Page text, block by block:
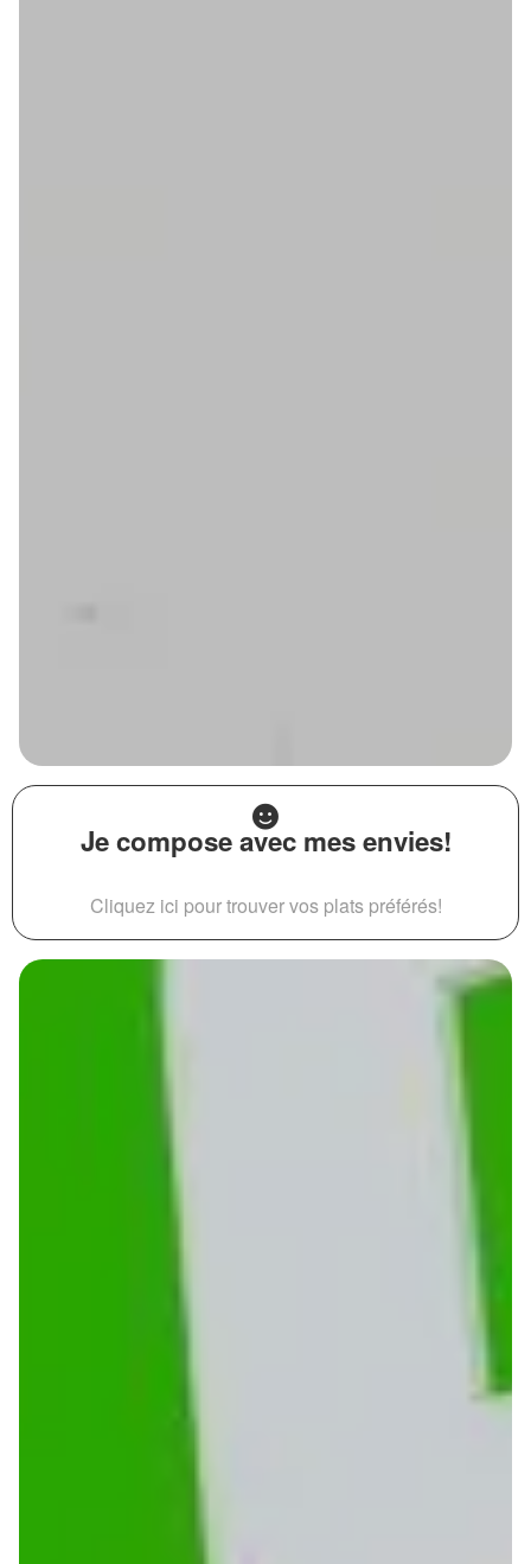
Je compose avec mes envies!
Cliquez ici pour trouver vos plats préférés!